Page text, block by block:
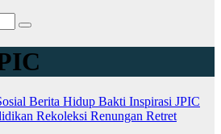
Berita Hidup Bakti Inspirasi JPIC
Rekoleksi Renungan Retret